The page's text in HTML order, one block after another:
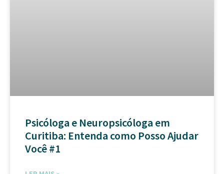
Psicóloga e Neuropsicóloga em
Curitiba: Entenda como Posso Ajudar
Você #1